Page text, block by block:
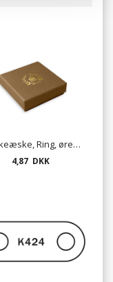
Smykkeæske, Ring, ørepynt eller kæde - mat hasselnød
4,87 DKK